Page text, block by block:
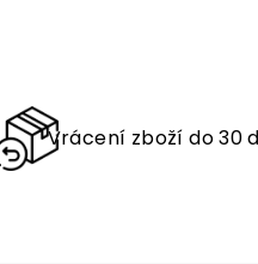
Vrácení zboží do 30